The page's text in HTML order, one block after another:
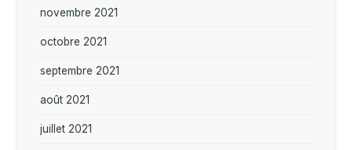
novembre 2021
octobre 2021
septembre 2021
août 2021
juillet 2021